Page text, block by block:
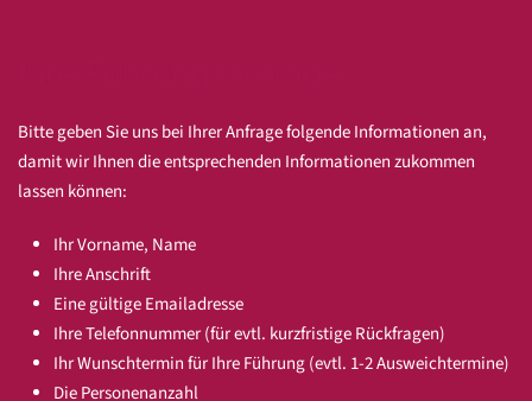
Bitte geben Sie uns bei Ihrer Anfrage folgende Informationen an,
damit wir Ihnen die entsprechenden Informationen zukommen
lassen können:
Ihr Vorname, Name
Ihre Anschrift
Eine gültige Emailadresse
Ihre Telefonnummer (für evtl. kurzfristige Rückfragen)
Ihr Wunschtermin für Ihre Führung (evtl. 1-2 Ausweichtermine)
Die Personenanzahl